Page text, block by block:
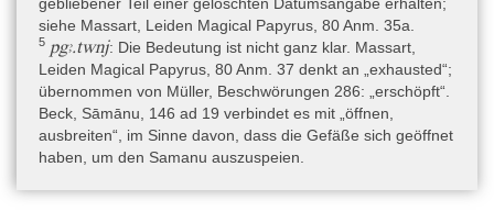
siehe Massart, Leiden Magical Papyrus, 80 Anm. 35a.
5 pgꜣ.twnj: Die Bedeutung ist nicht ganz klar. Massart,
Leiden Magical Papyrus, 80 Anm. 37 denkt an „exhausted“;
übernommen von Müller, Beschwörungen 286: „erschöpft“.
Beck, Sāmānu, 146 ad 19 verbindet es mit „öffnen,
ausbreiten“, im Sinne davon, dass die Gefäße sich geöffnet
haben, um den Samanu auszuspeien.